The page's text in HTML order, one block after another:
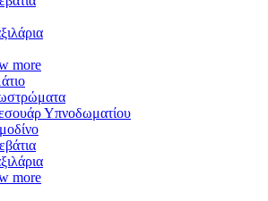
more
Υπνοδωματίου
more